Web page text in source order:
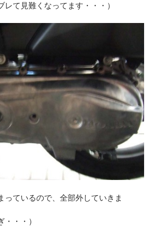
レて見難くなってます・・・）
っているので、全部外していきま
・・・）